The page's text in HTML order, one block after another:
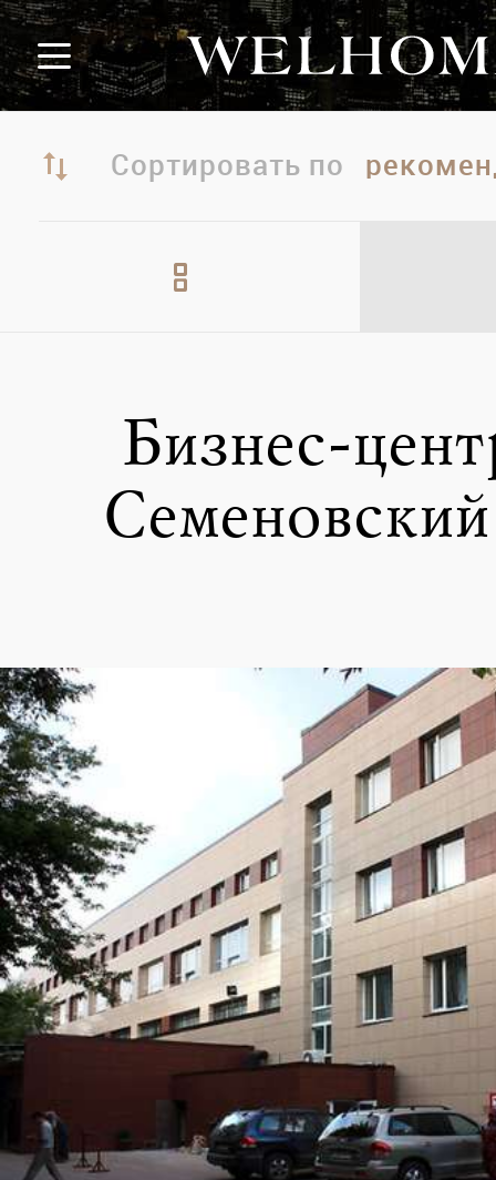
Сортировать по
Бизнес-